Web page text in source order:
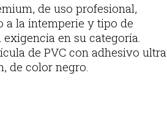
de uso profesional,
a la intemperie y tipo de
en su categoría.
de PVC con adhesivo ultra
de color negro.